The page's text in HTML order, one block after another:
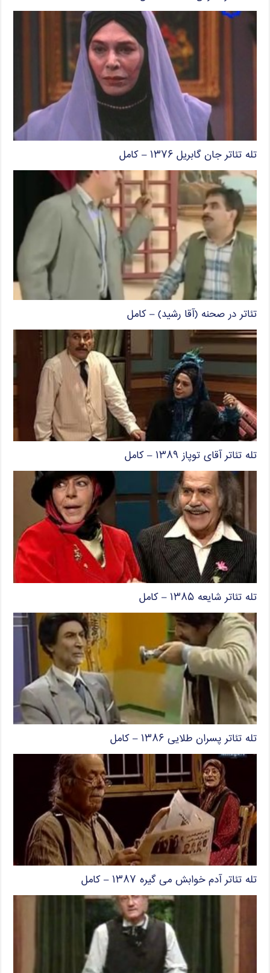
تله تئاتر جان گابریل ۱۳۷۶ – کامل
تئاتر در صحنه (آقا رشید) – کامل
تله تئاتر آقای توپاز ۱۳۸۹ – کامل
تله تئاتر شایعه ۱۳۸۵ – کامل
تله تئاتر پسران طلایی ۱۳۸۶ – کامل
تله تئاتر آدم خوابش می گیره ۱۳۸۷ – کامل